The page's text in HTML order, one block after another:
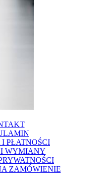
PŁATNOŚCI
WYMIANY
ZAMÓWIENIE